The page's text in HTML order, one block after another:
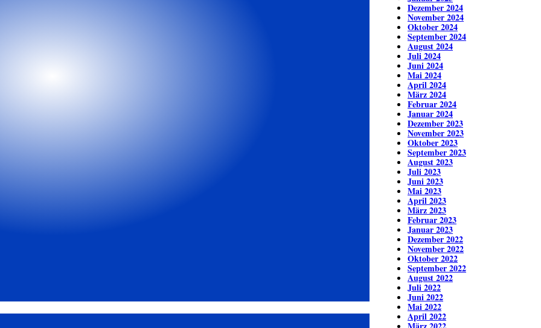
Dezember 2024
November 2024
Oktober 2024
September 2024
August 2024
Juli 2024
Juni 2024
Mai 2024
April 2024
März 2024
Februar 2024
Januar 2024
Dezember 2023
November 2023
Oktober 2023
September 2023
August 2023
Juli 2023
Juni 2023
Mai 2023
April 2023
März 2023
Februar 2023
Januar 2023
Dezember 2022
November 2022
Oktober 2022
September 2022
August 2022
Juli 2022
Juni 2022
Mai 2022
April 2022